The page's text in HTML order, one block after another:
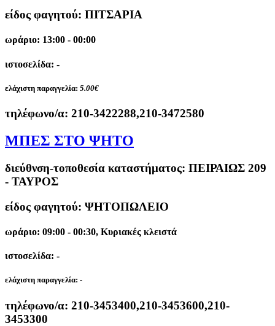
είδος φαγητού: ΠΙΤΣΑΡΙΑ
ωράριο: 13:00 - 00:00
ιστοσελίδα: -
ελάχιστη παραγγελία: 5.00€
τηλέφωνο/α: 210-3422288,210-3472580
ΜΠΕΣ ΣΤΟ ΨΗΤΟ
διεύθνση-τοποθεσία καταστήματος: ΠΕΙΡΑΙΩΣ 209
- ΤΑΥΡΟΣ
είδος φαγητού: ΨΗΤΟΠΩΛΕΙΟ
ωράριο: 09:00 - 00:30, Κυριακές κλειστά
ιστοσελίδα: -
ελάχιστη παραγγελία: -
τηλέφωνο/α: 210-3453400,210-3453600,210-
3453300